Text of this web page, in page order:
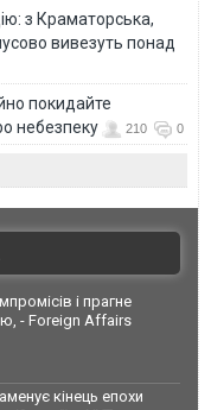
з Краматорська,
вивезуть понад
покидайте
небезпеку
210 0
і прагне
- Foreign Affairs
кінець епохи